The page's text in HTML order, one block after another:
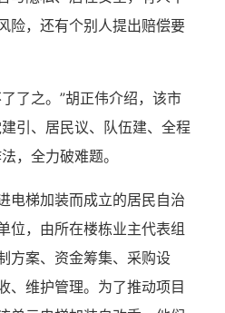
险，还有个别人提出赔偿要
了之。”胡正伟介绍，该市
引、居民议、队伍建、全程
，全力破难题。
电梯加装而成立的居民自治
位，由所在楼栋业主代表组
方案、资金筹集、采购设
、维护管理。为了推动项目